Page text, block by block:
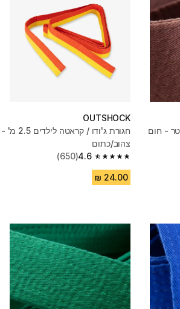
OUTSHOCK
חגורת ג'ודו / קראטה לילדים 2.5 מ' -
צהוב/כתום
4.6
4.6 out of 5 stars from 650 reviews
(650)